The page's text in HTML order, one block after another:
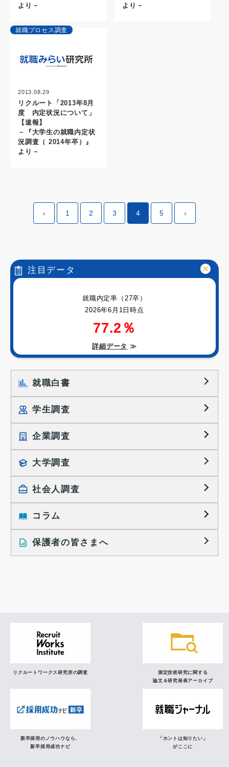
より－
より－
就職プロセス調査
2013.08.29
リクルート「2013年8月
度 内定状況について」
【速報】
－『大学生の就職内定状
況調査（ 2014年卒）』
より－
‹ 1 2 3 4 5 ›
注目データ
就職内定率（27卒）
2026年6月1日時点
77.2％
詳細データ ≫
就職白書
学生調査
就職プロセス調査
就職活動TOPICS
大学生の実態調査
働きたい組織の特徴
大学生の地域間移動レポート
就職活動に関するレポート
企業調査
採用に関する調査
採用活動に関するレポート
大学調査
社会人調査
就職活動と入社後の就業
就業レディネス研究
コラム
インタビュー記事
保護者の皆さまへ
リクルートワークス研究所の調査
測定技術研究に関する
論文＆研究発表アーカイブ
新卒採用のノウハウなら、
新卒採用成功ナビ
「ホントは知りたい」
がここに